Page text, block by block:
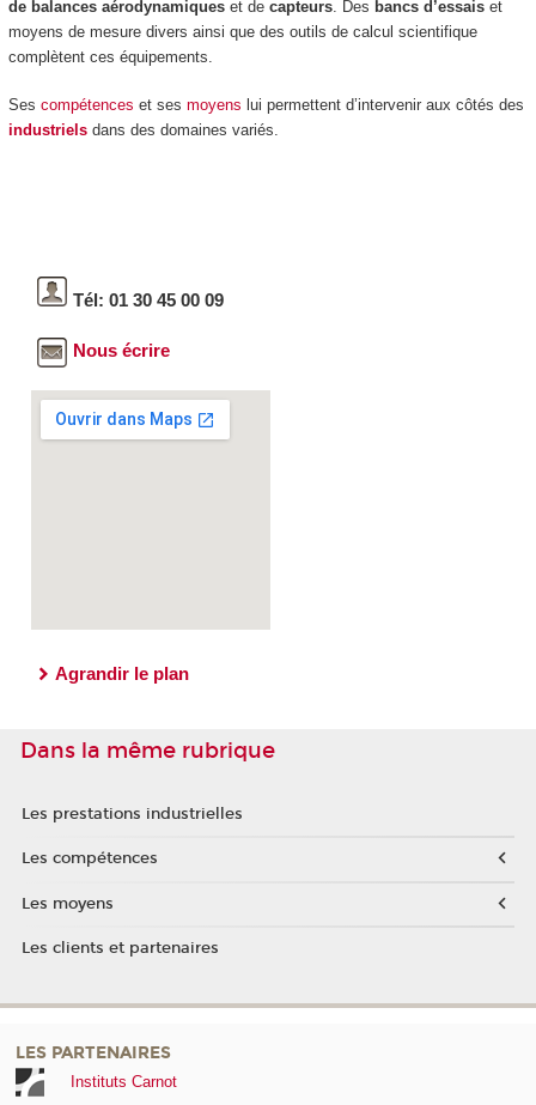
de balances aérodynamiqueset de capteurs. Des bancs d’essais et
moyens de mesure divers ainsi que des outils de calcul scientifique
complètent ces équipements.
Ses compétences et ses moyens lui permettent d’intervenir aux côtés des
industrielsdans des domaines variés.
Tél: 01 30 45 00 09
Nous écrire
Agrandir le plan
Dans la même rubrique
Les prestations industrielles
Les compétences
Les moyens
Les clients et partenaires
LES PARTENAIRES
Instituts Carnot